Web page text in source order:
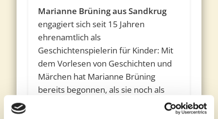
Marianne Brüning aus Sandkrug
engagiert sich seit 15 Jahren
ehrenamtlich als
Geschichtenspielerin für Kinder: Mit
dem Vorlesen von Geschichten und
Märchen hat Marianne Brüning
bereits begonnen, als sie noch als